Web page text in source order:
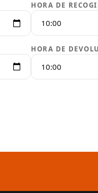
HORA DE
HORA DE